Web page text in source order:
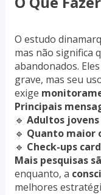
O estudo
mas não significa
abandonados.
grave, mas seu
exige
Principais
🔹 Adultos
🔹 Quanto maior
🔹 Check-ups
Mais pesquisas
enquanto, a
melhores